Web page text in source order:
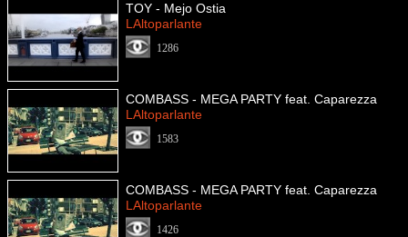
TOY - Mejo Ostia
LAltoparlante
1286
COMBASS - MEGA PARTY feat. Caparezza
LAltoparlante
1583
COMBASS - MEGA PARTY feat. Caparezza
LAltoparlante
1426